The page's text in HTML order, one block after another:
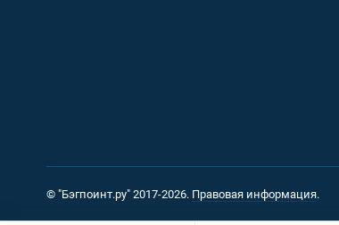
© "Бэгпоинт.ру" 2017-2026. Правовая информация.